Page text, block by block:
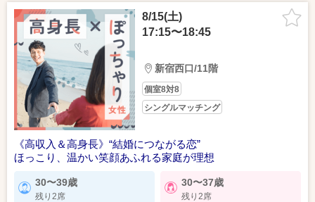
8/15(土)
17:15〜18:45
新宿西口/11階
個室8対8
シングルマッチング
《高収入＆高身長》“結婚につながる恋”
ほっこり、温かい笑顔あふれる家庭が理想
30〜39歳
残り2席
30〜37歳
残り2席